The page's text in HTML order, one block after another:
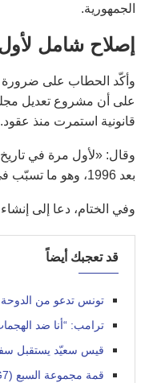
الجمهورية.
إصلاح شامل
وأكّد الحطاب على ضرورة
على أن مشروع تعديل مجلة
قانونية استمرت منذ عقود.
بعد 1996، وهو ما تسبّب في كارثة اقتصادية واجتماعية لآلاف العمال الذين يعانون من الاستغلال المفرط.
وفي الختام، دعا إلى
قد تعجبك أيضاً
تونس تدعو من الدوحة
ترامب: “أنا ضد
قيس سعيّد يستقبل سفير
قمة مجموعة السبع (G7) تنعقد في كندا بين 15 و17 يونيو لمناقشة السلام والاقتصاد والتحول الرقمي